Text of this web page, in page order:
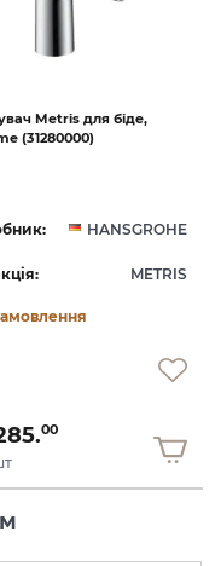
Metris для біде,
(31280000)
HANSGROHE
METRIS
00